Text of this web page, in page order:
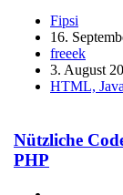
Fipsi
16.
freeek
3. August
HTML,
Nützliche
PHP